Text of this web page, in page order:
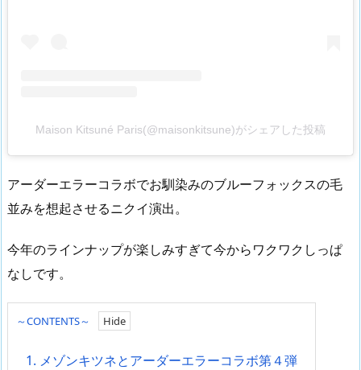
Maison Kitsuné Paris(@maisonkitsune)がシェアした投稿
アーダーエラーコラボでお馴染みのブルーフォックスの毛
並みを想起させるニクイ演出。
今年のラインナップが楽しみすぎて今からワクワクしっぱ
なしです。
～CONTENTS～
1. メゾンキツネとアーダーエラーコラボ第４弾